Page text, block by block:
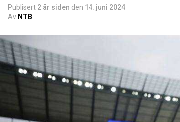
Publisert 2 år siden den 14. juni 2024
Av NTB